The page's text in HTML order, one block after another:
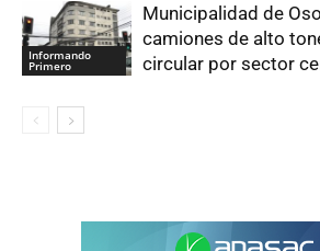
Informando
Primero
Municipalidad de
camiones de alto
circular por sector